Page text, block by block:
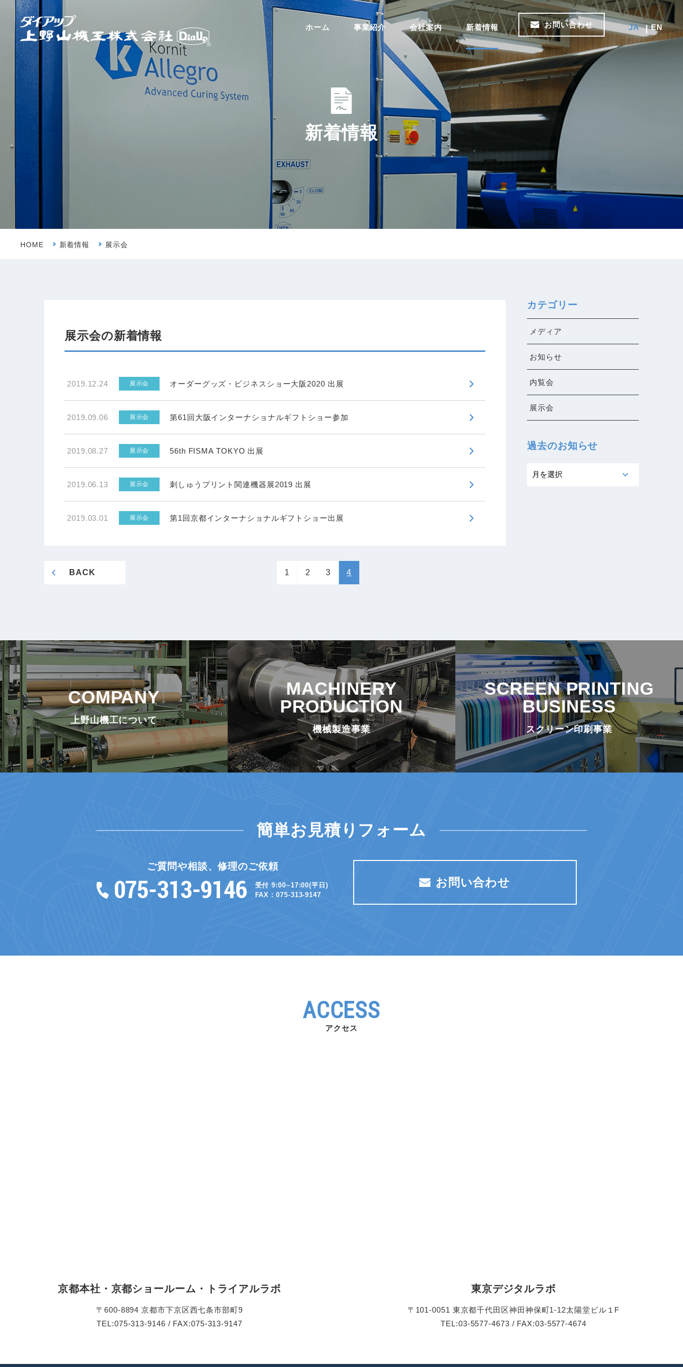
ホーム 事業紹介 会社案内 新着情報 お問い合わせ JA EN
新着情報
HOME 新着情報 展示会
展示会の新着情報
2019.12.24 展示会 オーダーグッズ・ビジネスショー大阪2020 出展
2019.09.06 展示会 第61回大阪インターナショナルギフトショー参加
2019.08.27 展示会 56th FISMA TOKYO 出展
2019.06.13 展示会 刺しゅうプリント関連機器展2019 出展
2019.03.01 展示会 第1回京都インターナショナルギフトショー出展
BACK 1 2 3 4
カテゴリー
メディア
お知らせ
内覧会
展示会
過去のお知らせ
COMPANY
上野山機工について
MACHINERY
PRODUCTION
機械製造事業
SCREEN PRINTING
BUSINESS
スクリーン印刷事業
簡単お見積りフォーム
ご質問や相談、修理のご依頼
受付 9:00~17:00(平日)
FAX：075-313-9147
お問い合わせ
ACCESS
アクセス
京都本社・京都ショールーム・トライアルラボ
〒600-8894 京都市下京区西七条市部町9
TEL:075-313-9146 / FAX:075-313-9147
東京デジタルラボ
〒101-0051 東京都千代田区神田神保町1-12太陽堂ビル１F
TEL:03-5577-4673 / FAX:03-5577-4674